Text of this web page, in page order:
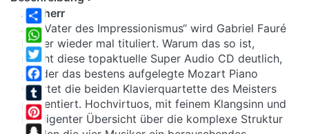
Share
WhatsApp
Twitter
Facebook
Tumblr
Pinterest
Ahnherr
Als „Vater des Impressionismus“ wird Gabriel Fauré
immer wieder mal tituliert. Warum das so ist,
macht diese topaktuelle Super Audio CD deutlich,
auf der das bestens aufgelegte Mozart Piano
Quartet die beiden Klavierquartette des Meisters
präsentiert. Hochvirtuos, mit feinem Klangsinn und
intelligenter Übersicht über die komplexe Struktur